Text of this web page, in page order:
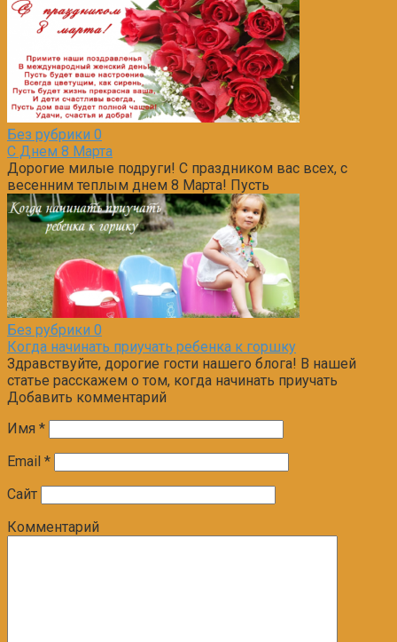
Без рубрики 0
С Днем 8 Марта
Дорогие милые подруги! С праздником вас всех, с
весенним теплым днем 8 Марта! Пусть
Без рубрики 0
Когда начинать приучать ребенка к горшку
Здравствуйте, дорогие гости нашего блога! В нашей
статье расскажем о том, когда начинать приучать
Добавить комментарий
Имя *
Email *
Сайт
Комментарий